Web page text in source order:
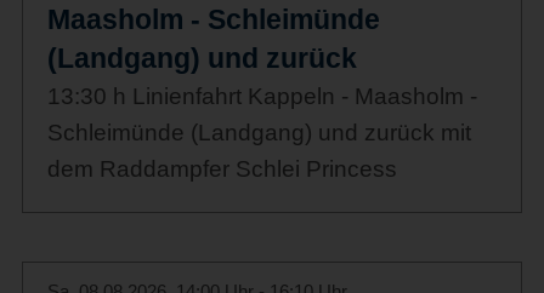
Maasholm - Schleimünde
(Landgang) und zurück
13:30 h Linienfahrt Kappeln - Maasholm -
Schleimünde (Landgang) und zurück mit
dem Raddampfer Schlei Princess